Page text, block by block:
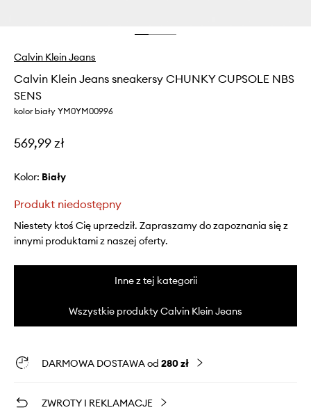
Calvin Klein Jeans
Calvin Klein Jeans sneakersy CHUNKY CUPSOLE NBS
SENS
kolor biały YM0YM00996
569,99 zł
Kolor: biały
Produkt niedostępny
Niestety ktoś Cię uprzedził. Zapraszamy do zapoznania się z
innymi produktami z naszej oferty.
Inne z tej kategorii
Wszystkie produkty Calvin Klein Jeans
DARMOWA DOSTAWA od 280 zł
ZWROTY I REKLAMACJE